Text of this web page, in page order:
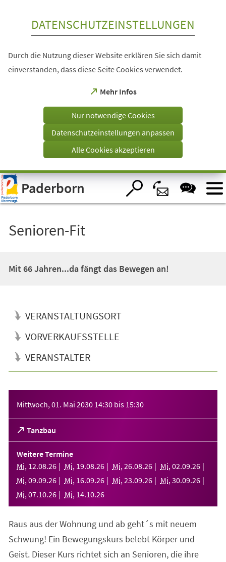
Visuelle
Assistenzsoftware
öffnen.
DATENSCHUTZEINSTELLUNGEN
Durch die Nutzung dieser Website erklären Sie sich damit
einverstanden, dass diese Seite Cookies verwendet.
Mehr Infos
(Öffnet
einem
Tab)
Nur notwendige Cookies
Datenschutzeinstellungen anpassen
Alle Cookies akzeptieren
Paderborn
Senioren-Fit
Mit 66 Jahren...da fängt das Bewegen an!
VERANSTALTUNGSORT
VORVERKAUFSSTELLE
VERANSTALTER
Mittwoch, 01. Mai 2030 14:30 bis 15:30
Tanzbau
(Öffnet
in
einem
neuen
Tab)
Weitere Termine
Mi, 12.08.26 Mi, 19.08.26 Mi, 26.08.26 Mi, 02.09.26
Mi, 09.09.26 Mi, 16.09.26 Mi, 23.09.26 Mi, 30.09.26
Mi, 07.10.26 Mi, 14.10.26
Raus aus der Wohnung und ab geht´s mit neuem
Schwung! Ein Bewegungskurs belebt Körper und
Geist. Dieser Kurs richtet sich an Senioren, die ihre